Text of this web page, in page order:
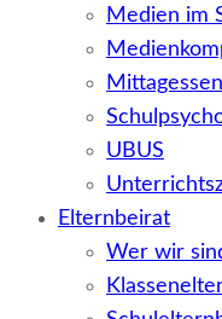
Medien im
Mittagessen
UBUS
Elternbeirat
Wer wir